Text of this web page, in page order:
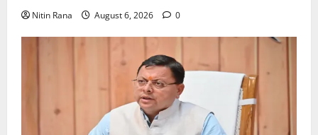
Nitin Rana August 6, 2026 0